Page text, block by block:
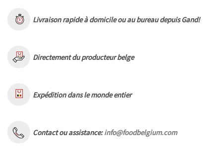
Livraison rapide à domicile ou au bureau depuis Gand!
Directement du producteur belge
Expédition dans le monde entier
Contact ou assistance:info@foodbelgium.com